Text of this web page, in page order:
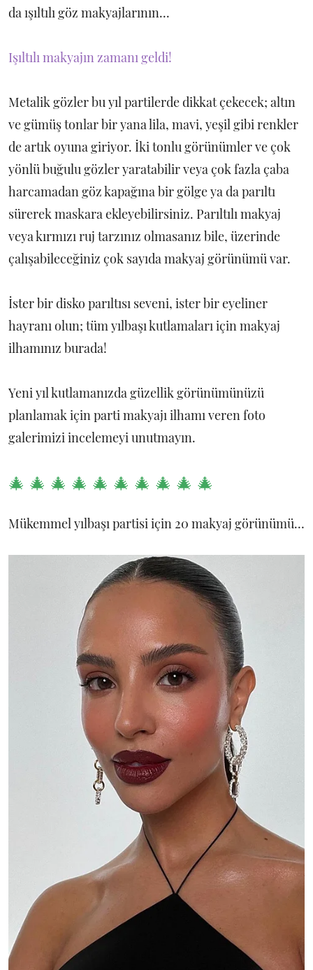
da ışıltılı göz makyajlarının...
Işıltılı makyajın zamanı geldi!
Metalik gözler bu yıl partilerde dikkat çekecek; altın
ve gümüş tonlar bir yana lila, mavi, yeşil gibi renkler
de artık oyuna giriyor. İki tonlu görünümler ve çok
yönlü buğulu gözler yaratabilir veya çok fazla çaba
harcamadan göz kapağına bir gölge ya da parıltı
sürerek maskara ekleyebilirsiniz. Parıltılı makyaj
veya kırmızı ruj tarzınız olmasanız bile, üzerinde
çalışabileceğiniz çok sayıda makyaj görünümü var.
İster bir disko parıltısı seveni, ister bir eyeliner
hayranı olun; tüm yılbaşı kutlamaları için makyaj
ilhamınız burada!
Yeni yıl kutlamanızda güzellik görünümünüzü
planlamak için parti makyajı ilhamı veren foto
galerimizi incelemeyi unutmayın.
🎄 🎄 🎄 🎄 🎄 🎄 🎄 🎄 🎄 🎄
Mükemmel yılbaşı partisi için 20 makyaj görünümü…